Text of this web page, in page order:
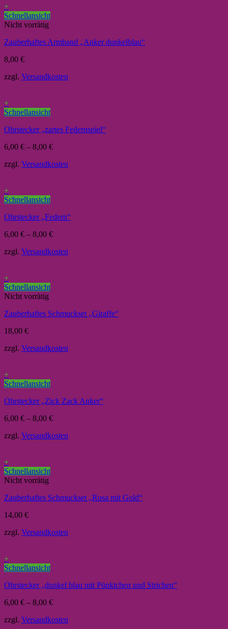
+
Schnellansicht
Nicht vorrätig
Zauberhaftes Armband „Anker dunkelblau“
8,00 €
zzgl. Versandkosten
+
Schnellansicht
Ohrstecker „zartes Federnspiel“
6,00 € – 8,00 €
zzgl. Versandkosten
+
Schnellansicht
Ohrstecker „Federn“
6,00 € – 8,00 €
zzgl. Versandkosten
+
Schnellansicht
Nicht vorrätig
Zauberhaftes Schmuckset „Giraffe“
18,00 €
zzgl. Versandkosten
+
Schnellansicht
Ohrstecker „Zick Zack Anker“
6,00 € – 8,00 €
zzgl. Versandkosten
+
Schnellansicht
Nicht vorrätig
Zauberhaftes Schmuckset „Rosa mit Gold“
14,00 €
zzgl. Versandkosten
+
Schnellansicht
Ohrstecker „dunkel blau mit Pünktchen und Strichen“
6,00 € – 8,00 €
zzgl. Versandkosten